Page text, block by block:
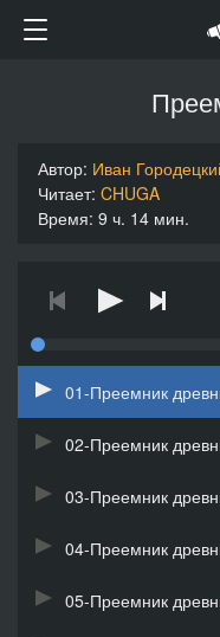
Автор: Иван
Читает: CHUGA
Время: 9 ч. 14 мин.
01-Преемник
02-Преемник
03-Преемник
04-Преемник
05-Преемник